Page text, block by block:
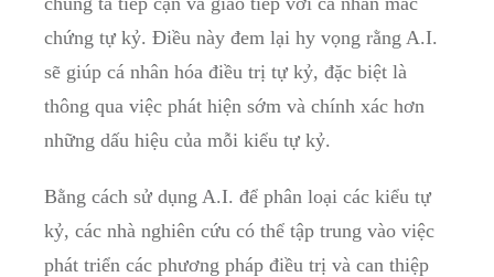
chứng tự kỷ. Điều này ​đem lại hy vọng rằng A.I.​
sẽ giúp cá nhân‍ hóa điều trị tự kỷ, đặc biệt là
thông ⁣qua việc⁤ phát hiện sớm và chính xác⁤ hơn
những dấu⁢ hiệu của mỗi ​kiểu tự kỷ.
Bằng cách sử dụng A.I. để⁢ phân loại ⁤các⁢ kiểu⁣ tự
kỷ, các nhà nghiên ⁤cứu​ có ‍thể tập⁤ trung ‌vào việc
phát ⁣triển các phương pháp điều trị ‌và can thiệp